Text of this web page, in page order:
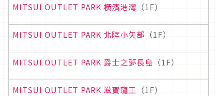
MITSUI OUTLET PARK 橫濱港灣 （1F）
MITSUI OUTLET PARK 北陸小矢部 （1F）
MITSUI OUTLET PARK 爵士之夢長島 （1F）
MITSUI OUTLET PARK 滋賀龍王 （1F）